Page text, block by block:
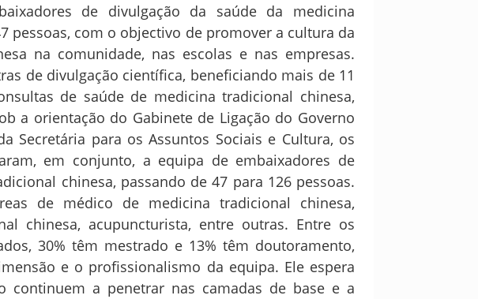
de divulgação da saúde da medicina
pessoas, com o objectivo de promover a cultura da
na comunidade, nas escolas e nas empresas.
de divulgação científica, beneficiando mais de 11
de saúde de medicina tradicional chinesa,
a orientação do Gabinete de Ligação do Governo
Secretária para os Assuntos Sociais e Cultura, os
em conjunto, a equipa de embaixadores de
chinesa, passando de 47 para 126 pessoas.
de médico de medicina tradicional chinesa,
chinesa, acupuncturista, entre outras. Entre os
30% têm mestrado e 13% têm doutoramento,
e o profissionalismo da equipa. Ele espera
continuem a penetrar nas camadas de base e a